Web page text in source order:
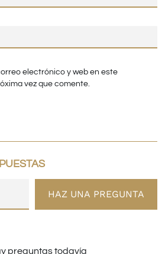
electrónico y web en este
vez que comente.
HAZ UNA PREGUNTA
preguntas todavía